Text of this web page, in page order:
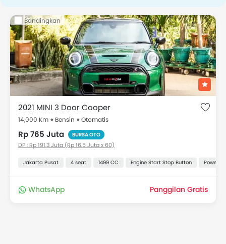
Bandingkan
2021 MINI 3 Door Cooper
14,000 Km Bensin Otomatis
Rp 765 Juta BURSA OTO
DP : Rp 191,3 Juta (Rp 16,5 Juta x 60)
Jakarta Pusat 4 seat 1499 CC Engine Start Stop Button Power
WhatsApp Panggilan Gratis